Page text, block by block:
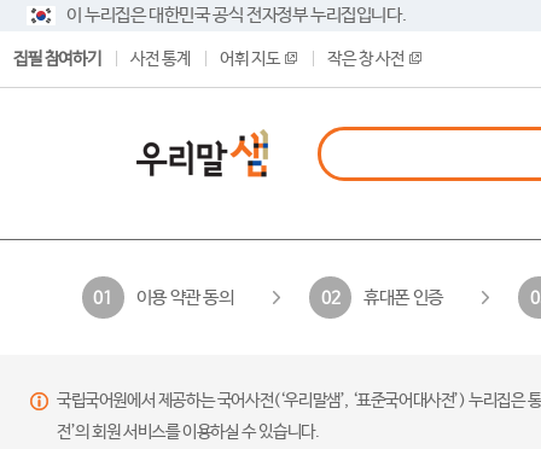
이 누리집은 대한민국 공식 전자정부 누리집입니다.
집필 참여하기 사전 통계 어휘 지도 작은 창 사전
01 이용 약관 동의 02 휴대폰 인증
국립국어원에서 제공하는 국어사전(‘우리말샘’, ‘표준국어대사전’) 누리집
전’의 회원 서비스를 이용하실 수 있습니다.